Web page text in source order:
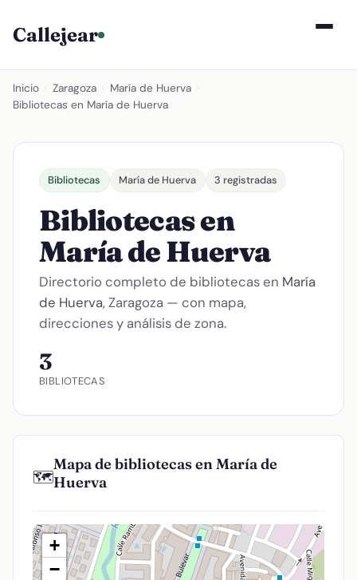
Callejear
Inicio Zaragoza María de Huerva
Bibliotecas en María de Huerva
Bibliotecas María de Huerva 3 registradas
Bibliotecas en
María de Huerva
Directorio completo de bibliotecas en María
de Huerva, Zaragoza — con mapa,
direcciones y análisis de zona.
3
BIBLIOTECAS
🗺️
Mapa de bibliotecas en María de
Huerva
+
−